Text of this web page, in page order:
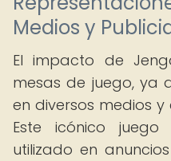
Medios y
El impacto de
mesas de juego, ya
en diversos medios
Este icónico
utilizado en